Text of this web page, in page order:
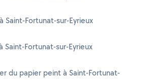
Saint-Fortunat-sur-Eyrieux
Saint-Fortunat-sur-Eyrieux
du papier peint à Saint-Fortunat-